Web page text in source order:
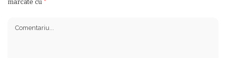
marcate cu *